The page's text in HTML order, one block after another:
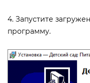
4. Запустите
программу.